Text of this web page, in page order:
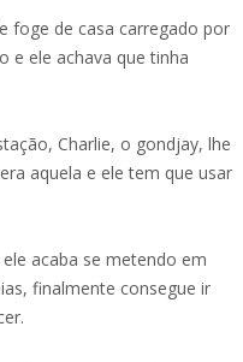
foge de casa carregado por
e ele achava que tinha
Charlie, o gondjay, lhe
aquela e ele tem que usar
acaba se metendo em
finalmente consegue ir